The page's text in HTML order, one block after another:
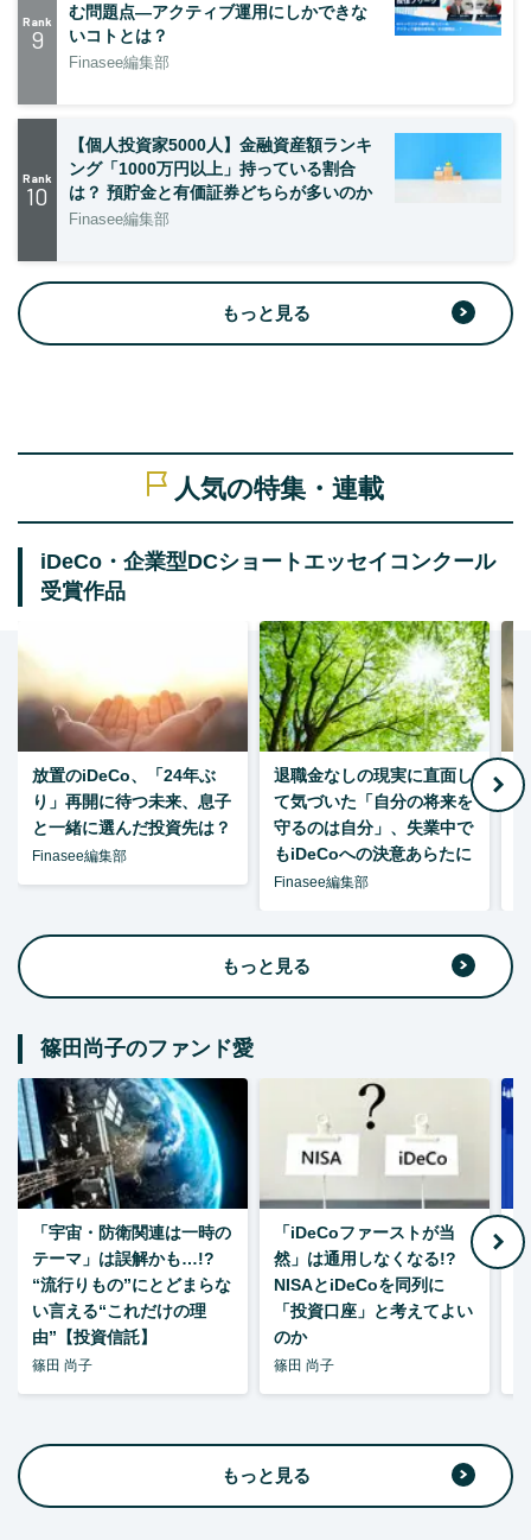
Rank
9
む問題点―アクティブ運用にしかできな
いコトとは？
Finasee編集部
Rank
10
【個人投資家5000人】金融資産額ランキ
ング「1000万円以上」持っている割合
は？ 預貯金と有価証券どちらが多いのか
Finasee編集部
もっと見る
人気の特集・連載
iDeCo・企業型DCショートエッセイコンクール
受賞作品
放置のiDeCo、「24年ぶ
り」再開に待つ未来、息子
と一緒に選んだ投資先は？
Finasee編集部
退職金なしの現実に直面し
て気づいた「自分の将来を
守るのは自分」、失業中で
もiDeCoへの決意あらたに
Finasee編集部
もっと見る
篠田尚子のファンド愛
「宇宙・防衛関連は一時の
テーマ」は誤解かも…!?
“流行りもの”にとどまらな
い言える“これだけの理
由”【投資信託】
篠田 尚子
「iDeCoファーストが当
然」は通用しなくなる!?
NISAとiDeCoを同列に
「投資口座」と考えてよい
のか
篠田 尚子
もっと見る